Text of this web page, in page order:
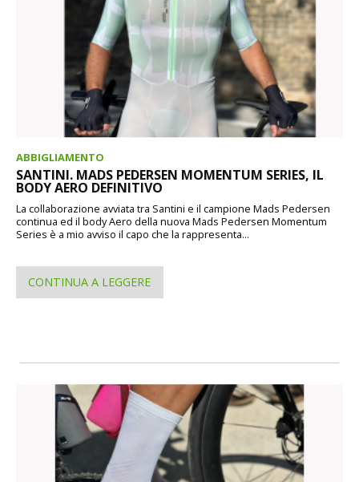
ABBIGLIAMENTO
SANTINI. MADS PEDERSEN MOMENTUM SERIES, IL
BODY AERO DEFINITIVO
La collaborazione avviata tra Santini e il campione Mads Pedersen
continua ed il body Aero della nuova Mads Pedersen Momentum
Series è a mio avviso il capo che la rappresenta...
CONTINUA A LEGGERE